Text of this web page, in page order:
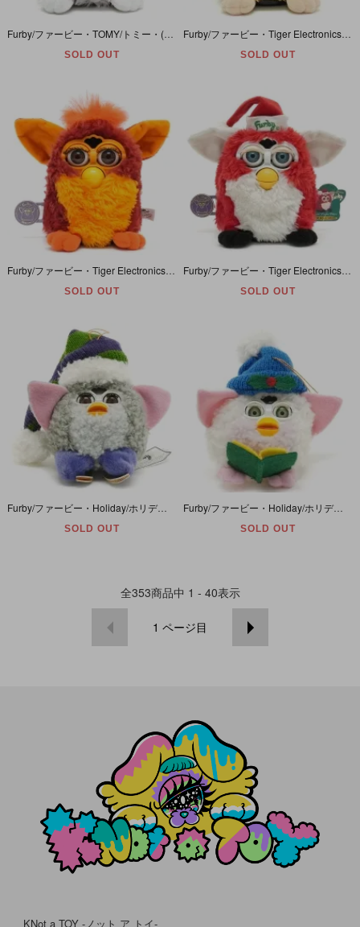
Furby/ファービー・TOMY/トミー・(Tiger Electronics/タイガーエレクトロニクス・ハズブロ)・ホワイト×オーロラフィルム・Champagne/シャンパン・日本語ver・ヤケ有
SOLD OUT SOLD OUT
Furby/ファービー・Tiger Electronics/タイガーエレクトロニクス(Hasbro/ハズブロ)・レッド系×オレンジ系・Rooster/ルースター/雄鶏・英語ver
SOLD OUT SOLD OUT
Furby/ファービー・Holiday/ホリデー(Christmas/クリスマス)・Ornaments/オーナメント・ぬいぐるみ・レッドアイ＆スリープアイ・ニット帽＆スケートシューズ・グレー×ピンク
SOLD OUT
Furby/ファービー・Holiday/ホリデー(Christmas/クリスマス)・Ornaments/オーナメント・ぬいぐるみ・グリーンアイ＆スリープアイ・ニット帽＆楽譜・ホワイト×ピンク
SOLD OUT
全353商品中 1 - 40表示
1 ページ目
KNot a TOY -ノット ア トイ-